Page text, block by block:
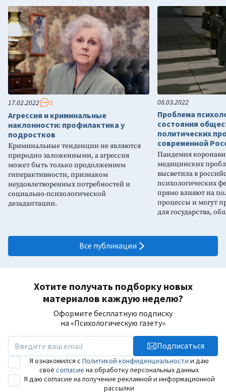
17.02.2022 2
Агрессия и криминальные
наклонности: профилактика у
подростков
Криминальные тенденции не являются
природно заложенными, а агрессия
может быть только продолжением
гиперактивности, признаком
неудовлетворенных потребностей и
социально-психологической
дезадаптации.
08.03.2022
Проблема
состояния
политических
современной
Пандемия
медицинских
высветила в
психологических
прямо влияют на
процессы и могут
для государства,
Все публикации
Хотите получать подборку новых
материалов каждую неделю?
Оформите бесплатную подписку
на «Психологическую газету»
Подписаться
Я ознакомился с Политикой конфиденциальности и даю
своё согласие на обработку персональных данных
Я даю согласие на получение рекламной и информационной
рассылки